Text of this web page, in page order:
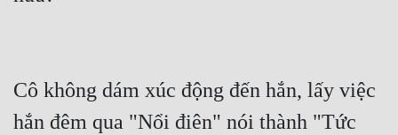
Cô không dám xúc động đến hắn, lấy việc
hắn đêm qua "Nổi điên" nói thành "Tức